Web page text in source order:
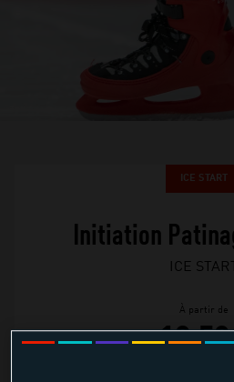
ICE START
Initiation
ICE
À partir de